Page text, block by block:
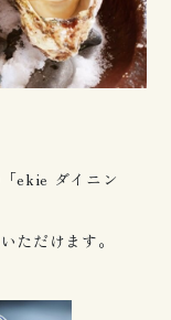
ekie ダイニン
ただけます。